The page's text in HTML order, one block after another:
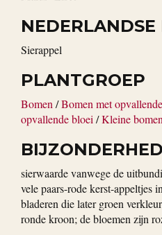
sierappel
PLANTGROEP
Bomen /Bomen met
opvallende bloei /Kleine bomen
sierwaarde vanwege de
vele paars-rode kerst-appeltjes
bladeren die later groen
ronde kroon; de bloemen zijn